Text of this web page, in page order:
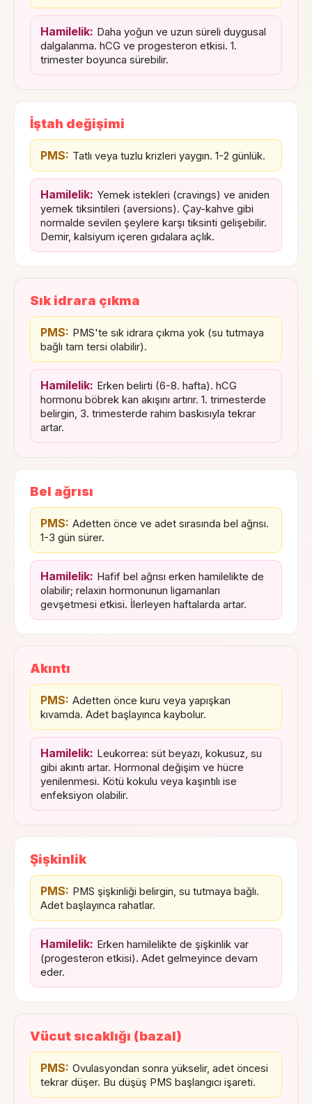
Hamilelik: Daha yoğun ve uzun süreli duygusal
dalgalanma. hCG ve progesteron etkisi. 1.
trimester boyunca sürebilir.
İştah değişimi
PMS: Tatlı veya tuzlu krizleri yaygın. 1-2 günlük.
Hamilelik: Yemek istekleri (cravings) ve aniden
yemek tiksintileri (aversions). Çay-kahve gibi
normalde sevilen şeylere karşı tiksinti gelişebilir.
Demir, kalsiyum içeren gıdalara açlık.
Sık idrara çıkma
PMS: PMS'te sık idrara çıkma yok (su tutmaya
bağlı tam tersi olabilir).
Hamilelik: Erken belirti (6-8. hafta). hCG
hormonu böbrek kan akışını artırır. 1. trimesterde
belirgin, 3. trimesterde rahim baskısıyla tekrar
artar.
Bel ağrısı
PMS: Adetten önce ve adet sırasında bel ağrısı.
1-3 gün sürer.
Hamilelik: Hafif bel ağrısı erken hamilelikte de
olabilir; relaxin hormonunun ligamanları
gevşetmesi etkisi. İlerleyen haftalarda artar.
Akıntı
PMS: Adetten önce kuru veya yapışkan
kıvamda. Adet başlayınca kaybolur.
Hamilelik: Leukorrea: süt beyazı, kokusuz, su
gibi akıntı artar. Hormonal değişim ve hücre
yenilenmesi. Kötü kokulu veya kaşıntılı ise
enfeksiyon olabilir.
Şişkinlik
PMS: PMS şişkinliği belirgin, su tutmaya bağlı.
Adet başlayınca rahatlar.
Hamilelik: Erken hamilelikte de şişkinlik var
(progesteron etkisi). Adet gelmeyince devam
eder.
Vücut sıcaklığı (bazal)
PMS: Ovulasyondan sonra yükselir, adet öncesi
tekrar düşer. Bu düşüş PMS başlangıcı işareti.